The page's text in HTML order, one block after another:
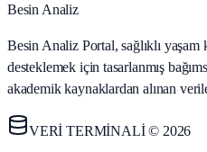
Besin Analiz
Besin Analiz Portal, sağlıklı yaşam
desteklemek için tasarlanmış
akademik kaynaklardan alınan
VERİ TERMİNALİ © 2026